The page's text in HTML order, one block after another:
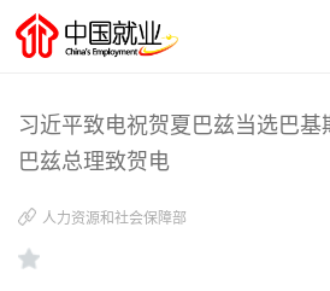
习近平致电祝贺夏巴兹当选巴基
巴兹总理致贺电
人力资源和社会保障部